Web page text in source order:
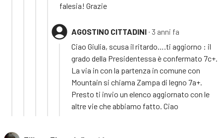
falesia! Grazie
AGOSTINO CITTADINI ∙ 3 anni fa
Ciao Giulia, scusa il ritardo….ti aggiorno : il
grado della Presidentessa è confermato 7c+.
La via in con la partenza in comune con
Mountain si chiama Zampa di legno 7a+.
Presto ti invio un elenco aggiornato con le
altre vie che abbiamo fatto. Ciao